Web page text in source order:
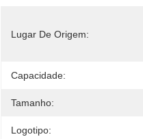
Lugar De Origem:
Capacidade:
Tamanho:
Logotipo: